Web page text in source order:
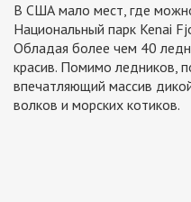
В США мало мест, где
Национальный парк Kenai
Обладая более чем 40
красив. Помимо ледников,
впечатляющий массив
волков и морских котиков.